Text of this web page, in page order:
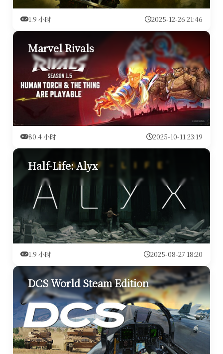
1.9 小时 2025-12-26 21:46
Marvel Rivals
80.4 小时 2025-10-11 23:19
Half-Life: Alyx
1.9 小时 2025-08-27 18:20
DCS World Steam Edition